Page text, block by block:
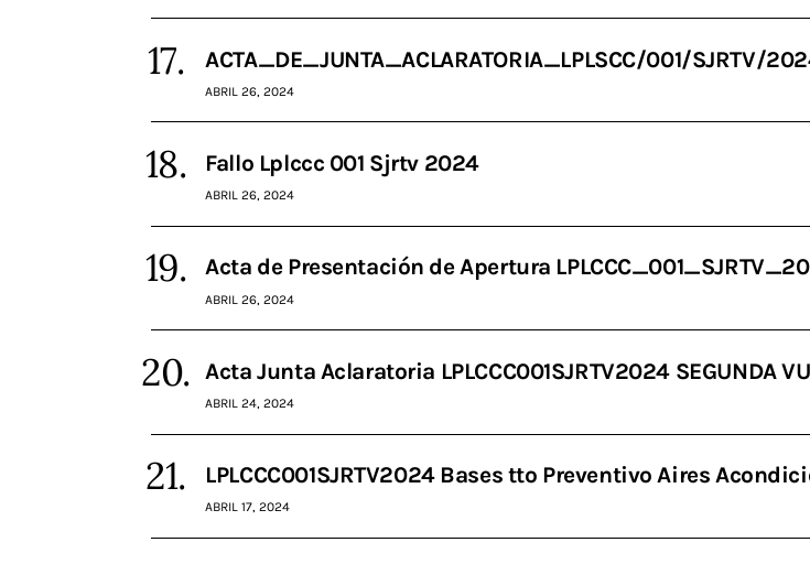
ACTA_DE_JUNTA_ACLARATORIA_LPLSCC/001/SJRTV/
ABRIL 26, 2024
Fallo Lplccc 001 Sjrtv 2024
ABRIL 26, 2024
Acta de Presentación de Apertura
ABRIL 26, 2024
Acta Junta Aclaratoria LPLCCC001SJRTV2024 SEGUNDA
ABRIL 24, 2024
LPLCCC001SJRTV2024 Bases tto Preventivo Aires
ABRIL 17, 2024